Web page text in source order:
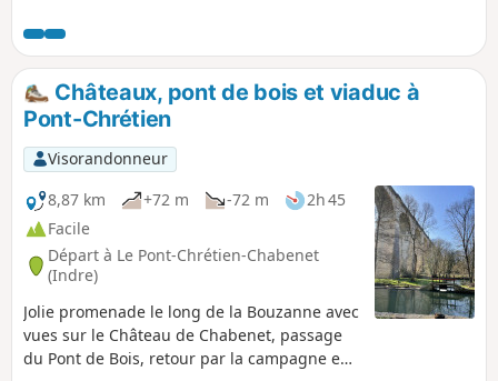
Châteaux, pont de bois et viaduc à
Pont-Chrétien
Visorandonneur
8,87 km
+72 m -72 m
2h 45
Facile
Départ à Le Pont-Chrétien-Chabenet
(Indre)
Jolie promenade le long de la Bouzanne avec
vues sur le Château de Chabenet, passage
du Pont de Bois, retour par la campagne en